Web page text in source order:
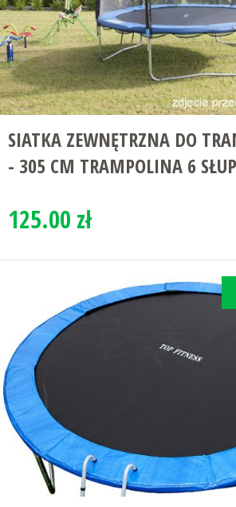
SIATKA ZEWNĘTRZNA DO
- 305 CM TRAMPOLINA 6
125.00 zł